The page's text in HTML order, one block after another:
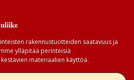
rakennustuotteiden saatavuus ja
ylläpitää perinteisiä
materiaalien käyttöä.